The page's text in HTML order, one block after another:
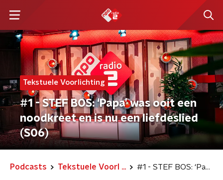
Tekstuele Voorlichting
#1 - STEF BOS: ‘Papa’ was ooit een
noodkreet en is nu een liefdeslied
(S06)
Podcasts Tekstuele Voorl ... #1 - STEF BOS: ‘Papa’ was ooit een noodkreet en is nu een liefdeslied (S06)